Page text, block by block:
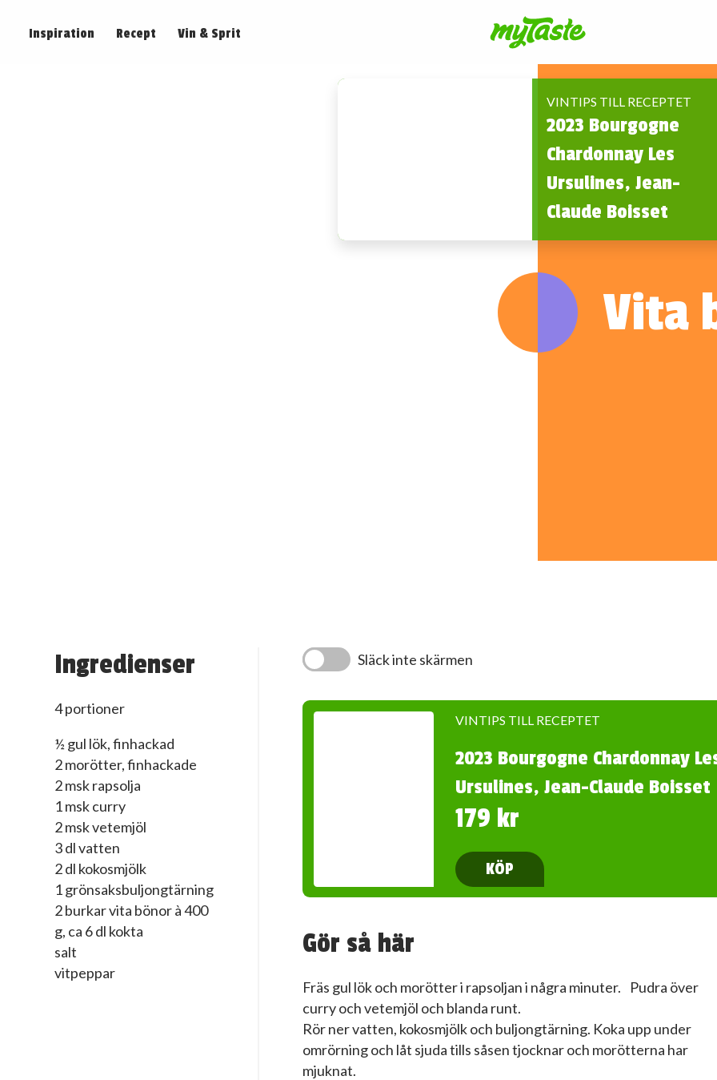
Inspiration Recept Vin & Sprit
VINTIPS TILL RECEPTET
2023 Bourgogne
Chardonnay Les
Ursulines, Jean-
Claude Boisset
Vita
Ingredienser
4 portioner
½ gul lök, finhackad
2 morötter, finhackade
2 msk rapsolja
1 msk curry
2 msk vetemjöl
3 dl vatten
2 dl kokosmjölk
1 grönsaksbuljongtärning
2 burkar vita bönor à 400
g, ca 6 dl kokta
salt
vitpeppar
Släck inte skärmen
VINTIPS TILL RECEPTET
2023 Bourgogne Chardonnay
Ursulines, Jean-Claude Boisset
179 kr
KÖP
Gör så här
Fräs gul lök och morötter i rapsoljan i några minuter. Pudra över
curry och vetemjöl och blanda runt.
Rör ner vatten, kokosmjölk och buljongtärning. Koka upp under
omrörning och låt sjuda tills såsen tjocknar och morötterna har
mjuknat.